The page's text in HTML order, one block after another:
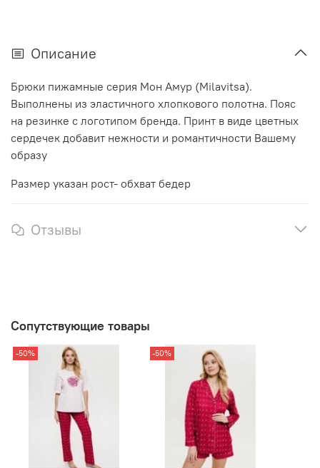
Описание
Брюки пижамные серия Мон Амур (Milavitsa).
Выполнены из эластичного хлопкового полотна. Пояс
на резинке с логотипом бренда. Принт в виде цветных
сердечек добавит нежности и романтичности Вашему
образу
Размер указан рост- обхват бедер
Отзывы
Сопутствующие товары
-50% -50%